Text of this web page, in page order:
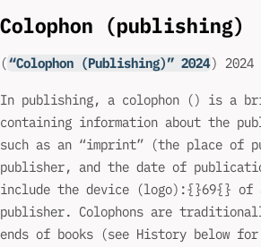
Colophon (publishing)
(“Colophon (Publishing)” 2024) 2024
In publishing, a colophon () is a
containing information about the
such as an “imprint” (the place of
publisher, and the date of
include the device (logo):{}69{} of
publisher. Colophons are
ends of books (see History below